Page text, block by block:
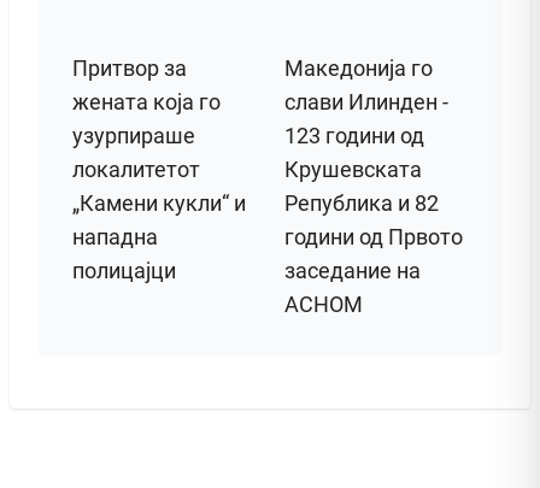
Притвор за
жената која го
узурпираше
локалитетот
„Камени кукли“ и
нападна
полицајци
Македонија го
слави Илинден -
123 години од
Крушевската
Република и 82
години од Првото
заседание на
АСНОМ